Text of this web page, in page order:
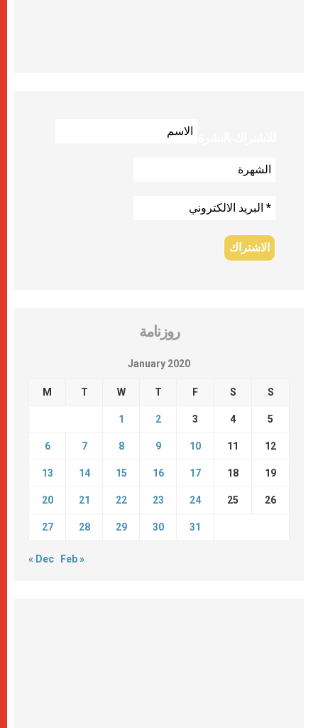
روزنامة
January 2020
M T W T F S S
1 2 3 4 5
6 7 8 9 10 11 12
13 14 15 16 17 18 19
20 21 22 23 24 25 26
27 28 29 30 31
« Dec Feb »